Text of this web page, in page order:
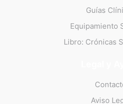
Guías
Equipamiento
Libro: Crónicas
Aviso